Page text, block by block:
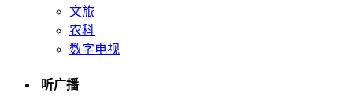
文旅
农科
数字电视
听广播